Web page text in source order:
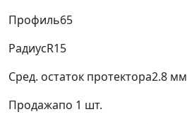
Профиль65
РадиусR15
Сред. остаток протектора2.8 мм
Продажапо 1 шт.